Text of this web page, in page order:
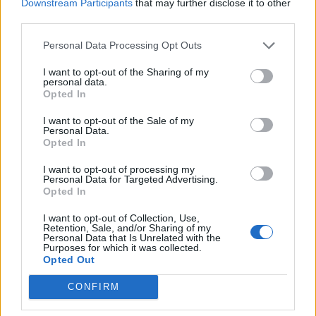
Downstream Participants that may further disclose it to other
Personal Data Processing Opt Outs
I want to opt-out of the Sharing of my
personal data.
Opted In
I want to opt-out of the Sale of my
Personal Data.
Opted In
I want to opt-out of processing my
Personal Data for Targeted Advertising.
Opted In
I want to opt-out of Collection, Use,
Retention, Sale, and/or Sharing of my
Personal Data that Is Unrelated with the
Purposes for which it was collected.
Opted Out
CONFIRM
Επίσης, σε αναγνώριση της σημαντικής και
αποτελεσματικής προσπάθειας, το ΥΠΕΞ, μέσω
της μόνιμης αντιπροσωπείας στον Καναδά, έδρα
μας μετέφερε εχθές τα συγχαρητήρια των
ευρωπαίων εταίρων μας, όπως αυτά
διατυπώθηκαν στην έδρα του παγκόσμιου
οργανισμού.
Συγχαρητήριες επιστολές έχουμε λάβει επίσης
τόσο από την Ευρωπαϊκή Επιτροπή, όσο από τον
ευρωπαϊκό οργανισμό για την ασφάλεια της
αεροπορίας (EASA), αλλά και τον Γενικό
Γραμματέα του ICAO (συνημμένες 7 επιστολές).
Όλα αυτά τα στοιχεία, αποτέλεσμα σκληρής,
μεθοδικής και συντονισμένης δουλειάς, δεν
αποτελούν αντικείμενο πανηγυρισμών, αλλά